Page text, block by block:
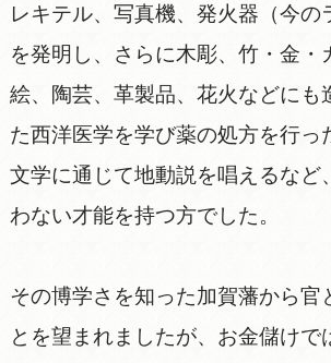
レキテル、写真機、発火器（今の
を発明し、さらに木彫、竹・金・
絵、陶芸、革製品、花火などにも
た西洋医学を学び薬の処方を行っ
文学に通じて地動説を唱えるなど
わない才能を持つ方でした。
その博学さを知った加賀藩から官
とを望まれましたが、お金儲けで